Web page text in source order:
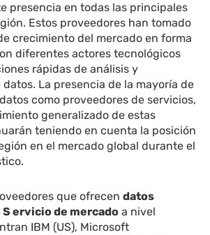
presencia en todas las principales
Estos proveedores han tomado
crecimiento del mercado en forma
diferentes actores tecnológicos
rápidas de análisis y
La presencia de la mayoría de
como proveedores de servicios,
generalizado de estas
teniendo en cuenta la posición
en el mercado global durante el
que ofrecendatos
Serviciode mercado a nivel
IBM (US), Microsoft